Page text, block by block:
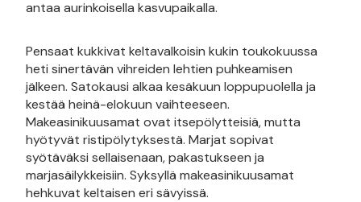
antaa aurinkoisella kasvupaikalla.
Pensaat kukkivat keltavalkoisin kukin toukokuussa
heti sinertävän vihreiden lehtien puhkeamisen
jälkeen. Satokausi alkaa kesäkuun loppupuolella ja
kestää heinä-elokuun vaihteeseen.
Makeasinikuusamat ovat itsepölytteisiä, mutta
hyötyvät ristipölytyksestä. Marjat sopivat
syötäväksi sellaisenaan, pakastukseen ja
marjasäilykkeisiin. Syksyllä makeasinikuusamat
hehkuvat keltaisen eri sävyissä.